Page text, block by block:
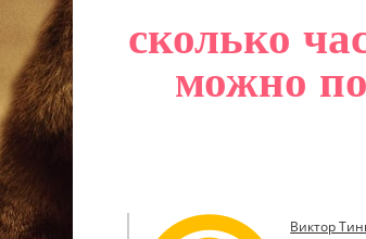
сколько
можно
Виктор